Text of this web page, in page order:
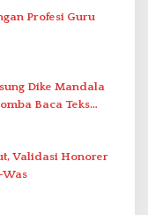
Profesi Guru
Baca Teks
Validasi Honorer
Was